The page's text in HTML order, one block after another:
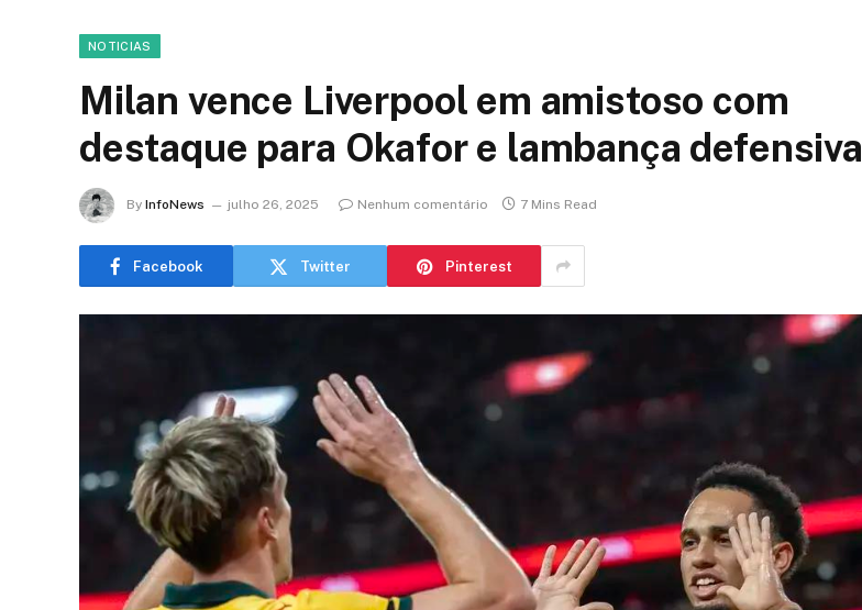
NOTICIAS
Milan vence Liverpool em amistoso com
destaque para Okafor e lambança defensiva
By InfoNews julho 26, 2025 Nenhum comentário 7 Mins Read
Facebook Twitter Pinterest